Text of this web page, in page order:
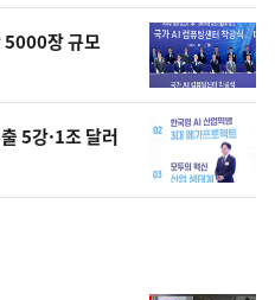
장 규모
5강·1조 달러